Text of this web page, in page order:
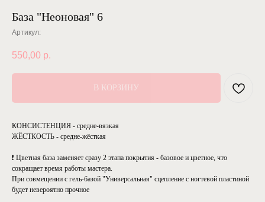
База "Неоновая" 6
Артикул:
550,00 р.
В КОРЗИНУ
КОНСИСТЕНЦИЯ - средне-вязкая
ЖЁСТКОСТЬ - средне-жёсткая
❗ Цветная база заменяет сразу 2 этапа покрытия - базовое и цветное, что
сокращает время работы мастера.
При совмещении с гель-базой "Универсальная" сцепление с ногтевой пластиной
будет невероятно прочное